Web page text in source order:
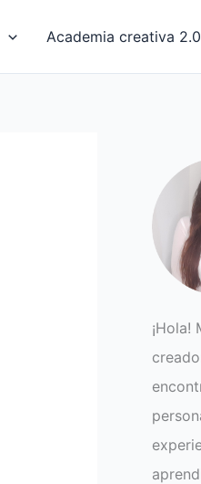
Academia creativa 2.0
¡Hola!